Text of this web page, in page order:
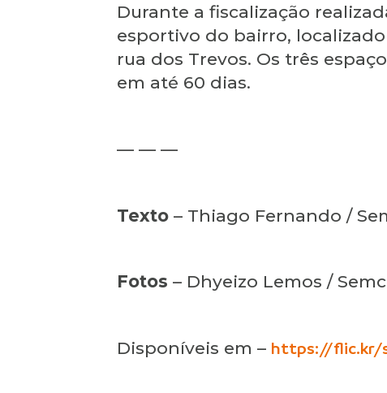
Durante a fiscalização
esportivo do bairro,
rua dos Trevos. Os três
em até 60 dias.
— — —
Texto – Thiago Fernando /
Fotos – Dhyeizo Lemos /
Disponíveis em – https://flic.kr/